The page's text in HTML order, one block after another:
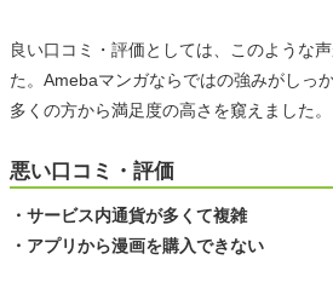
良い口コミ・評価としては、このような
た。Amebaマンガならではの強みがしっ
多くの方から満足度の高さを窺えました。
悪い口コミ・評価
・サービス内通貨が多くて複雑
・アプリから漫画を購入できない